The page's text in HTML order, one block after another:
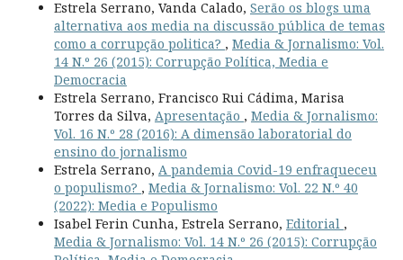
Estrela Serrano, Vanda Calado, Serão os blogs uma
alternativa aos media na discussão pública de temas
como a corrupção politica? , Media & Jornalismo: Vol.
14 N.º 26 (2015): Corrupção Política, Media e
Democracia
Estrela Serrano, Francisco Rui Cádima, Marisa
Torres da Silva, Apresentação , Media & Jornalismo:
Vol. 16 N.º 28 (2016): A dimensão laboratorial do
ensino do jornalismo
Estrela Serrano, A pandemia Covid-19 enfraqueceu
o populismo? , Media & Jornalismo: Vol. 22 N.º 40
(2022): Media e Populismo
Isabel Ferin Cunha, Estrela Serrano, Editorial ,
Media & Jornalismo: Vol. 14 N.º 26 (2015): Corrupção